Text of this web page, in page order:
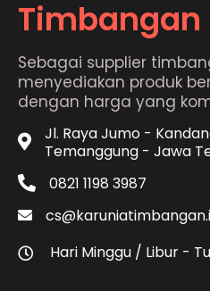
Timbangan
Sebagai supplier
menyediakan produk
dengan harga yang
Jl. Raya Jumo -
Temanggung - Jawa
0821 1198 3987
Hari Minggu / Libur -